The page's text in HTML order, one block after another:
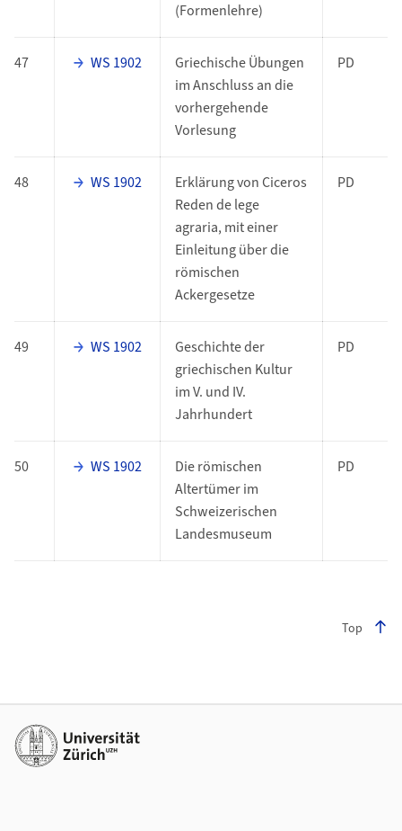
(Formenlehre)
47 WS 1902
Griechische Übungen
im Anschluss an die
vorhergehende
Vorlesung
PD
48 WS 1902
Erklärung von Ciceros
Reden de lege
agraria, mit einer
Einleitung über die
römischen
Ackergesetze
PD
49 WS 1902
Geschichte der
griechischen Kultur
im V. und IV.
Jahrhundert
PD
50 WS 1902
Die römischen
Altertümer im
Schweizerischen
Landesmuseum
PD
Top
Weiterführende Links